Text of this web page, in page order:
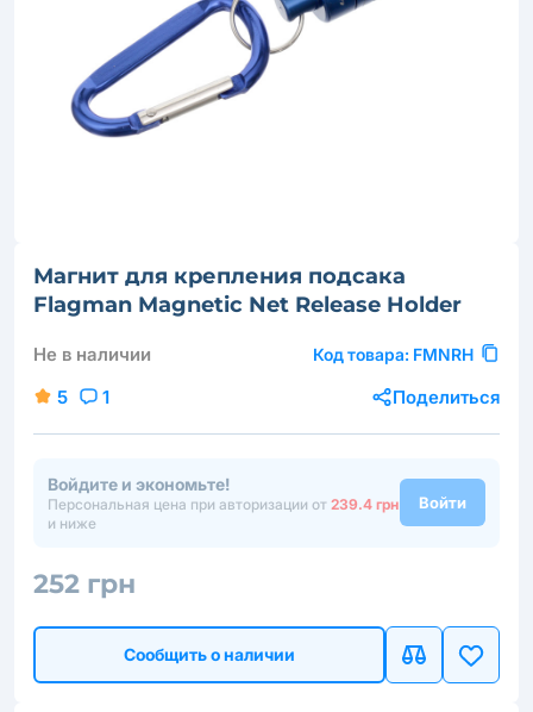
Магнит для крепления подсака
Flagman Magnetic Net Release Holder
Не в наличии Код товара: FMNRH
5 1 Поделиться
Войдите и экономьте!
Персональная цена при авторизации от 239.4 грн
и ниже
Войти
252 грн
Сообщить о наличии